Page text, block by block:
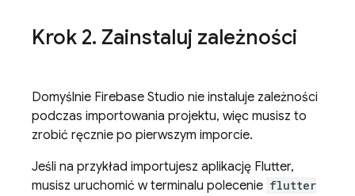
Krok 2. Zainstaluj zależności
Domyślnie Firebase Studio nie instaluje zależności
podczas importowania projektu, więc musisz to
zrobić ręcznie po pierwszym imporcie.
Jeśli na przykład importujesz aplikację Flutter,
musisz uruchomić w terminalu polecenie flutter